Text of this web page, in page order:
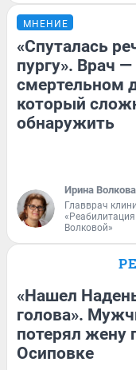
МНЕНИЕ
«Спуталась
пургу». Врач —
смертельном
который
обнаружить
Ирина Волкова
Главврач
Волковой»
«Нашел
голова».
потерял жену
Осиповке